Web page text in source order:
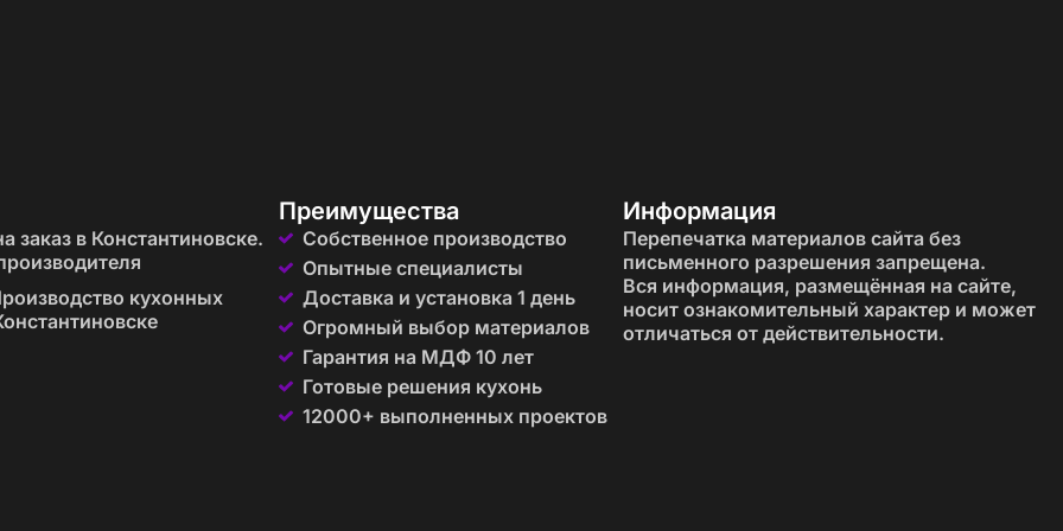
стилей и помещений
для помещений любого размера:
обеденное место экономит пространство.
частью острова, добавляя стиль и функциональность.
и декоративными вставками.
глянцевые поверхности и встроенная подсветка.
и индустриальные детали.
натурального дерева.
заказ в Константиновске.
кухонных
Преимущества
Собственное производство
Опытные специалисты
Доставка и установка 1 день
Огромный выбор материалов
Гарантия на МДФ 10 лет
Готовые решения кухонь
12000+ выполненных проектов
Информация
Перепечатка материалов сайта без
письменного разрешения запрещена.
Вся информация, размещённая на сайте,
носит ознакомительный характер и может
отличаться от действительности.